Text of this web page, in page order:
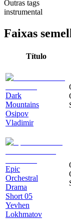
Outras tags
instrumental
Faixas
Título
Dark
Mountains
Osipov
Vladimir
Epic
Orchestral
Drama
Short 05
Yevhen
Lokhmatov